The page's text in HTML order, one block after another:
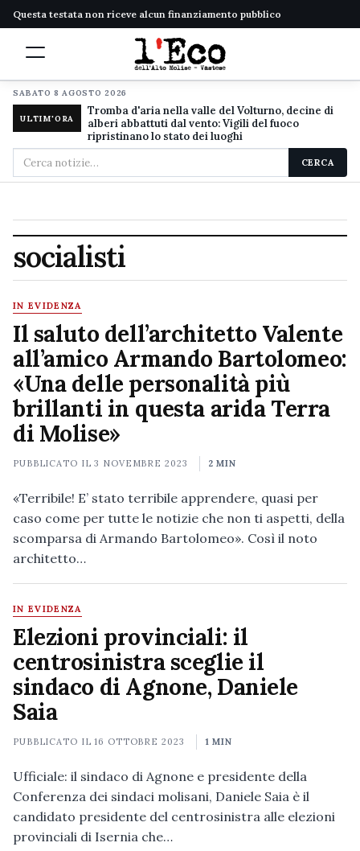
Questa testata non riceve alcun finanziamento pubblico
SABATO 8 AGOSTO 2026
ULTIM'ORA
Tromba d'aria nella valle del Volturno, decine di
alberi abbattuti dal vento: Vigili del fuoco
ripristinano lo stato dei luoghi
Cerca
nel
CERCA
socialisti
IN EVIDENZA
Il saluto dell’architetto Valente
all’amico Armando Bartolomeo:
«Una delle personalità più
brillanti in questa arida Terra
di Molise»
PUBBLICATO IL3 NOVEMBRE 2023 2 MIN
«Terribile! E’ stato terribile apprendere, quasi per
caso come per tutte le notizie che non ti aspetti, della
scomparsa di Armando Bartolomeo». Così il noto
architetto…
IN EVIDENZA
Elezioni provinciali: il
centrosinistra sceglie il
sindaco di Agnone, Daniele
Saia
PUBBLICATO IL16 OTTOBRE 2023 1 MIN
Ufficiale: il sindaco di Agnone e presidente della
Conferenza dei sindaci molisani, Daniele Saia è il
candidato presidente del centrosinistra alle elezioni
provinciali di Isernia che…